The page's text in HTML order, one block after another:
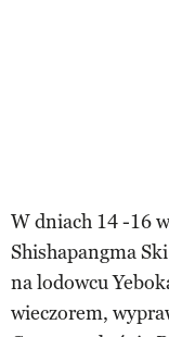
W dniach 14 -16
Shishapangma
na lodowcu
wieczorem,